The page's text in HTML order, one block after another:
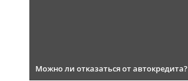
Можно ли отказаться от автокредита?